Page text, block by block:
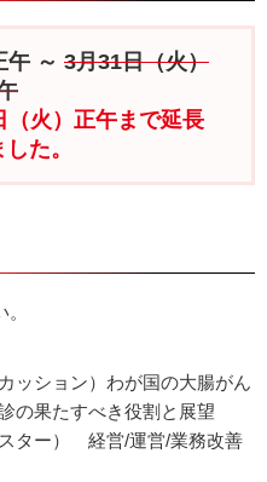
午 ～ 3月31日（火）
火）正午まで延長
た。
ッション）わが国の大腸がん
の果たすべき役割と展望
ター） 経営/運営/業務改善